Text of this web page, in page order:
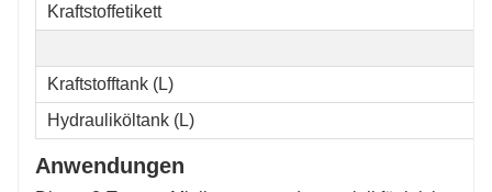
Kraftstoffetikett
Kraftstofftank (L)
Hydrauliköltank (L)
Anwendungen